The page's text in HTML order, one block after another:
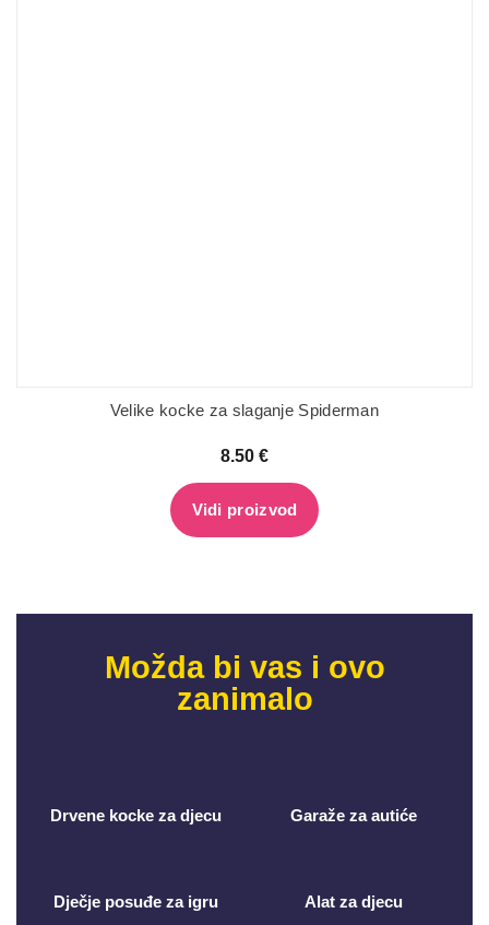
Velike kocke za slaganje Spiderman
8.50 €
Vidi proizvod
Možda bi vas i ovo
zanimalo
Drvene kocke za djecu Garaže za autiće
Dječje posuđe za igru Alat za djecu